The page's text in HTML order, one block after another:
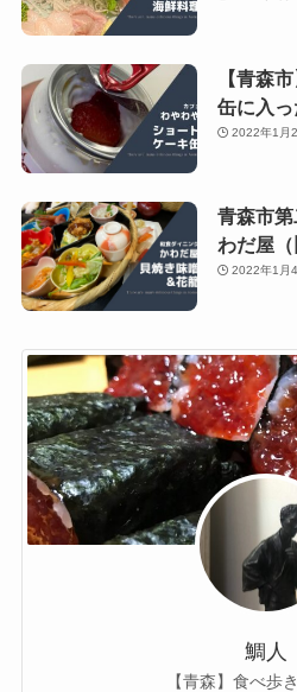
【青森
缶に入
2022年1月
青森市
わだ屋（
2022年1月
鯛人
【青森】食べ歩